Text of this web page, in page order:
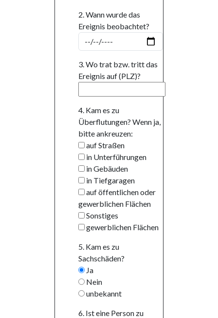
2. Wann wurde das
Ereignis beobachtet?
3. Wo trat bzw. tritt das
Ereignis auf (PLZ)?
4. Kam es zu
Überflutungen? Wenn ja,
bitte ankreuzen:
auf Straßen
in Unterführungen
in Gebäuden
in Tiefgaragen
auf öffentlichen oder
gewerblichen Flächen
Sonstiges
gewerblichen Flächen
5. Kam es zu
Sachschäden?
Ja
Nein
unbekannt
6. Ist eine Person zu